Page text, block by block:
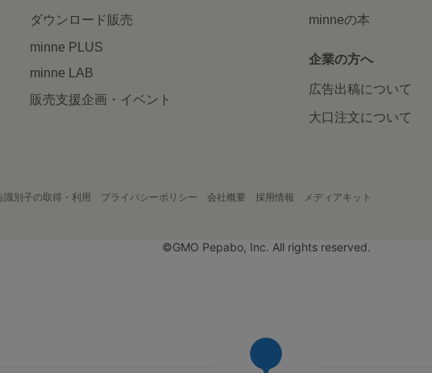
ダウンロード販売
minne PLUS
minne LAB
販売支援企画・イベント
minneの本
企業の方へ
広告出稿について
大口注文について
識別子の取得・利用 プライバシーポリシー 会社概要 採用情報 メディアキット
©GMO Pepabo, Inc. All rights reserved.